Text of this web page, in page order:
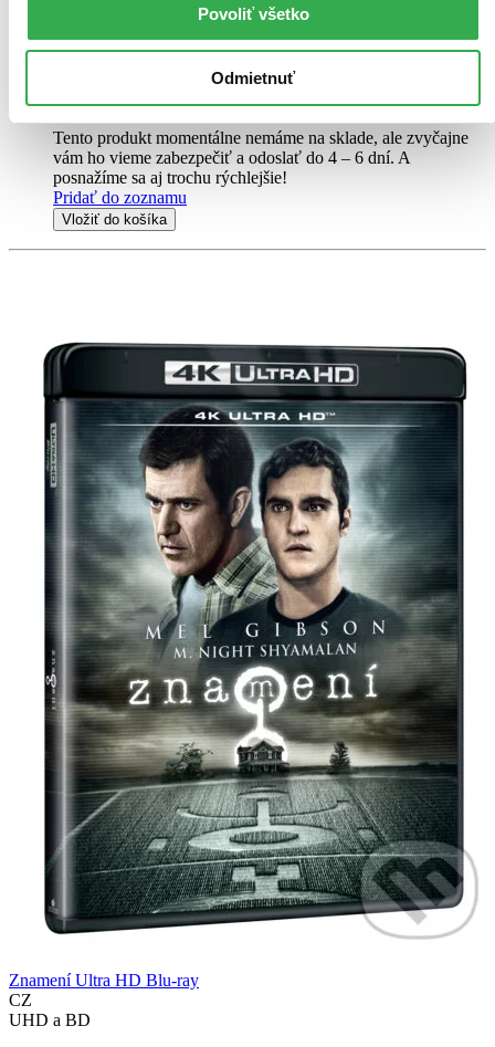
Povoliť všetko
Odmietnuť
na neprobádané území plné kostí, odhaluje temné tajemství, které
tohle město mrtvých skrývá...
Tento produkt momentálne nemáme na sklade, ale zvyčajne
vám ho vieme zabezpečiť a odoslať do 4 – 6 dní. A
posnažíme sa aj trochu rýchlejšie!
Pridať do zoznamu
Vložiť do košíka
Znamení Ultra HD Blu-ray
CZ
UHD a BD